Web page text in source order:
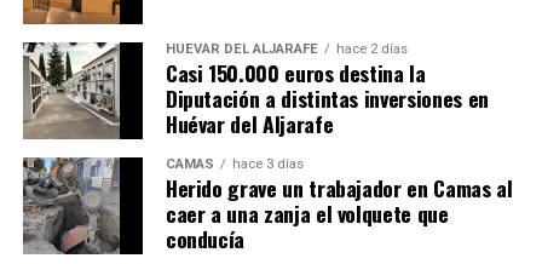
HUÉVAR DEL ALJARAFE hace 2 días
Casi 150.000 euros destina la
Diputación a distintas inversiones en
Huévar del Aljarafe
CAMAS hace 3 días
Herido grave un trabajador en Camas al
caer a una zanja el volquete que
conducía